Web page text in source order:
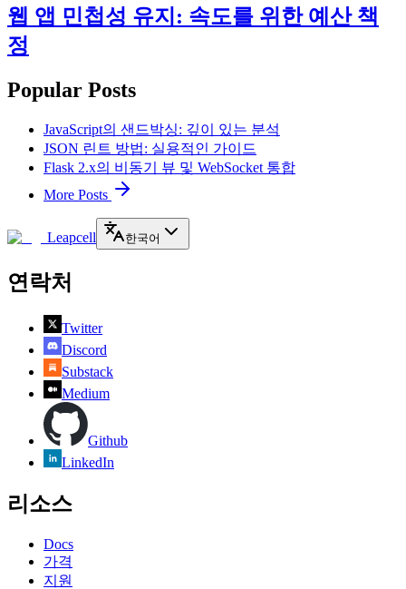
웹 앱 민첩성 유지: 속도를 위한 예산 책
정
Popular Posts
JavaScript의 샌드박싱: 깊이 있는 분석
JSON 린트 방법: 실용적인 가이드
Flask 2.x의 비동기 뷰 및 WebSocket 통합
More Posts
Leapcell 한국어
연락처
Twitter
Discord
Substack
Medium
Github
LinkedIn
리소스
Docs
가격
지원